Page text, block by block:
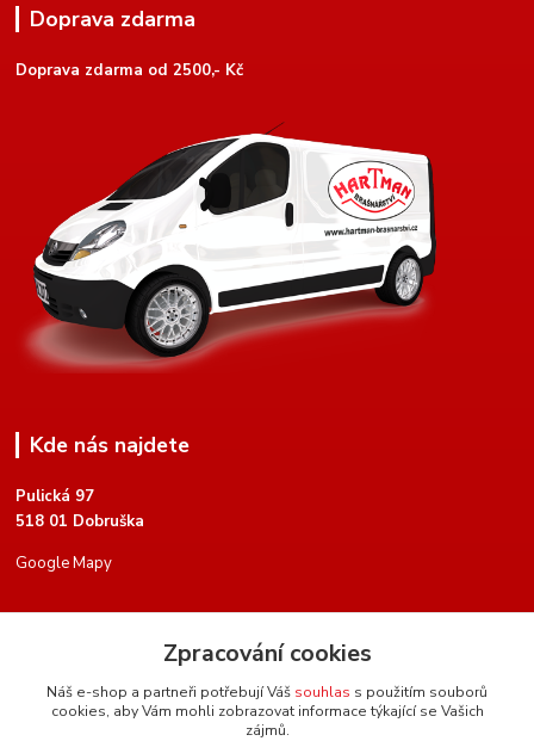
Doprava zdarma
Doprava zdarma od 2500,- Kč
Kde nás najdete
Pulická 97
518 01 Dobruška
Google Mapy
Zpracování cookies
Náš e-shop a partneři potřebují Váš souhlas s použitím souborů
cookies, aby Vám mohli zobrazovat informace týkající se Vašich
zájmů.